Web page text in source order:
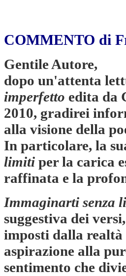
COMMENTO di
Gentile Autore,
dopo un'attenta
imperfetto edita da
2010, gradirei
alla visione della
In particolare, la
limiti per la carica
raffinata e la
Immaginarti senza
suggestiva dei
imposti dalla realtà
aspirazione alla
sentimento che